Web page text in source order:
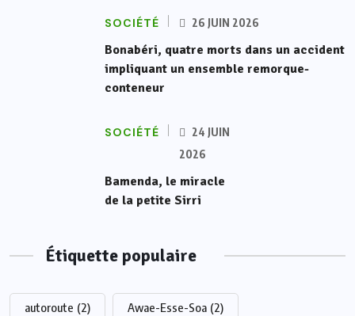
SOCIÉTÉ 26 JUIN 2026
Bonabéri, quatre morts dans un accident
impliquant un ensemble remorque-
conteneur
SOCIÉTÉ
24 JUIN
2026
Bamenda, le miracle
de la petite Sirri
Étiquette populaire
autoroute (2) Awae-Esse-Soa (2)